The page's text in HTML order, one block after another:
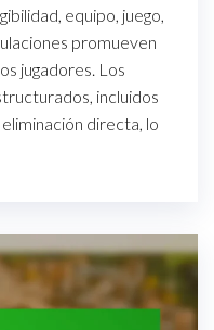
equipo, juego,
promueven
jugadores. Los
incluidos
directa, lo